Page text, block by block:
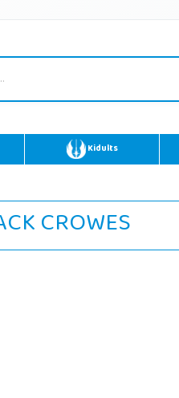
Kidults
CROWES